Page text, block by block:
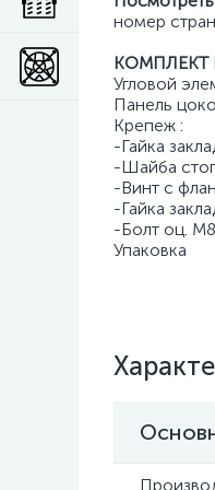
номер
КОМПЛЕКТ
Угловой
Панель
Крепеж :
-Гайка
-Шайба
-Винт с
-Гайка
-Болт оц.
Упаковка